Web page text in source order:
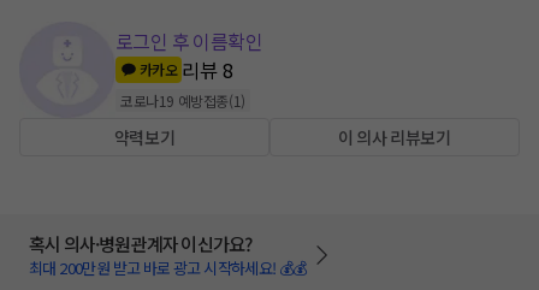
로그인 후 이름확인
카카오 리뷰8
코로나19 예방접종(1)
약력보기 이 의사 리뷰보기
혹시 의사·병원관계자 이신가요?
최대 200만원 받고 바로 광고 시작하세요! 💰💰